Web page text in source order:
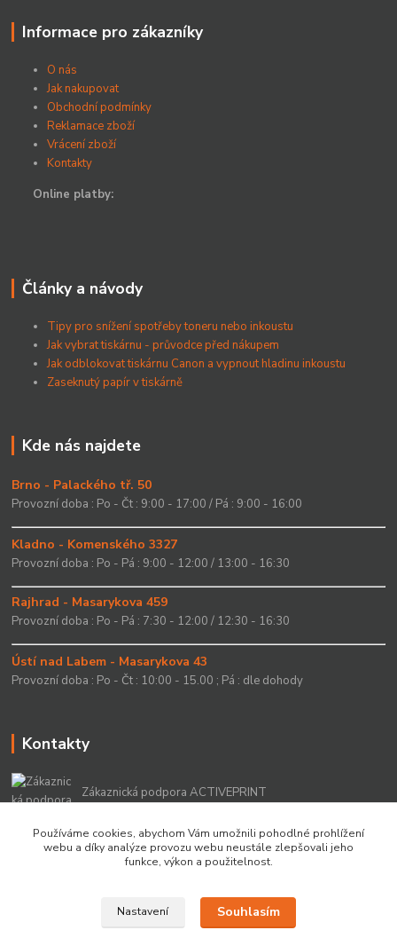
Informace pro zákazníky
O nás
Jak nakupovat
Obchodní podmínky
Reklamace zboží
Vrácení zboží
Kontakty
Online platby:
Články a návody
Tipy pro snížení spotřeby toneru nebo inkoustu
Jak vybrat tiskárnu - průvodce před nákupem
Jak odblokovat tiskárnu Canon a vypnout hladinu inkoustu
Zaseknutý papír v tiskárně
Kde nás najdete
Brno - Palackého tř. 50
Provozní doba : Po - Čt : 9:00 - 17:00 / Pá : 9:00 - 16:00
Kladno - Komenského 3327
Provozní doba : Po - Pá : 9:00 - 12:00 / 13:00 - 16:30
Rajhrad - Masarykova 459
Provozní doba : Po - Pá : 7:30 - 12:00 / 12:30 - 16:30
Ústí nad Labem - Masarykova 43
Provozní doba : Po - Čt : 10:00 - 15.00 ; Pá : dle dohody
Kontakty
Zákaznická podpora ACTIVEPRINT
info@activeprint.cz
Používáme cookies, abychom Vám umožnili pohodlné prohlížení
webu a díky analýze provozu webu neustále zlepšovali jeho
funkce, výkon a použitelnost.
Nastavení Souhlasím